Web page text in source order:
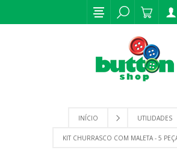
INÍCIO UTILIDADES
KIT CHURRASCO COM MALETA - 5